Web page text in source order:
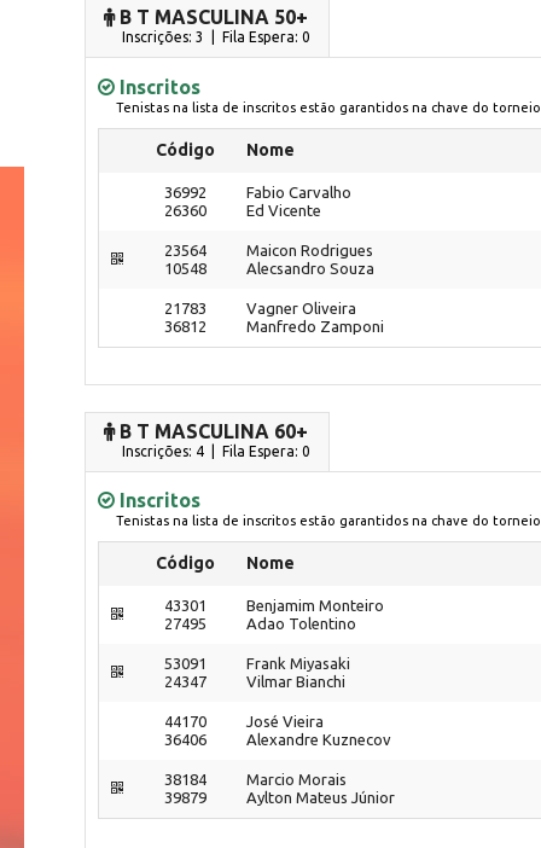
B T MASCULINA 50+
Inscrições: 3 | Fila Espera: 0
Inscritos
Tenistas na lista de inscritos estão garantidos na chave do torneio
Código Nome
36992
26360
Fabio Carvalho
Ed Vicente
23564
10548
Maicon Rodrigues
Alecsandro Souza
21783
36812
Vagner Oliveira
Manfredo Zamponi
B T MASCULINA 60+
Inscrições: 4 | Fila Espera: 0
Inscritos
Tenistas na lista de inscritos estão garantidos na chave do torneio
Código Nome
43301
27495
Benjamim Monteiro
Adao Tolentino
53091
24347
Frank Miyasaki
Vilmar Bianchi
44170
36406
José Vieira
Alexandre Kuznecov
38184
39879
Marcio Morais
Aylton Mateus Júnior